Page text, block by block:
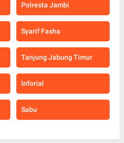
Polresta Jambi
Syarif Fasha
Tanjung Jabung Timur
Inforial
Sabu